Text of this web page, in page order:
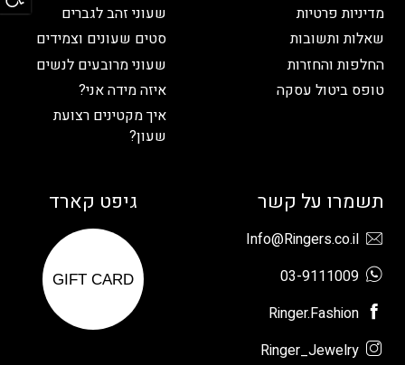
מדיניות פרטיות
שאלות ותשובות
החלפות והחזרות
טופס ביטול עסקה
שעוני זהב לגברים
סטים שעונים וצמידים
שעוני מרובעים לנשים
איזה מידה אני?
איך מקטינים רצועת
שעון?
תשמרו על קשר
Info@Ringers.co.il
03-9111009
Ringer.Fashion
Ringer_Jewelry
גיפט קארד
GIFT CARD